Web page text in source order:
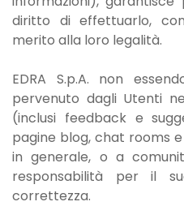
diritto di effettuarlo,
merito alla loro legalità.
EDRA S.p.A. non
pervenuto dagli Utenti
(inclusi feedback e
pagine blog, chat rooms
in generale, o a
responsabilità per il
correttezza.